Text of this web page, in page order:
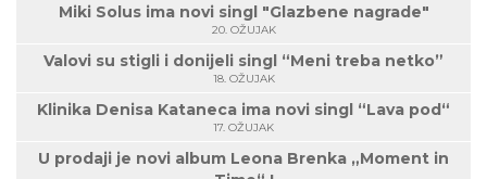
Miki Solus ima novi singl "Glazbene nagrade"
20. OŽUJAK
Valovi su stigli i donijeli singl “Meni treba netko”
18. OŽUJAK
Klinika Denisa Kataneca ima novi singl “Lava pod“
17. OŽUJAK
U prodaji je novi album Leona Brenka „Moment in